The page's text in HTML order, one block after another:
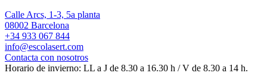
Calle Arcs, 1-3, 5a planta
08002 Barcelona
+34 933 067 844
info@escolasert.com
Contacta con nosotros
Horario de invierno: LL a J de 8.30 a 16.30 h / V de 8.30 a 14 h.